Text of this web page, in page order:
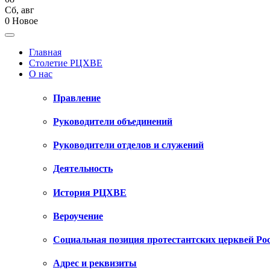
Сб, авг
0 Новое
Главная
Столетие РЦХВЕ
О нас
Правление
Руководители объединений
Руководители отделов и служений
Деятельность
История РЦХВЕ
Вероучение
Социальная позиция протестантских церквей
Адрес и реквизиты